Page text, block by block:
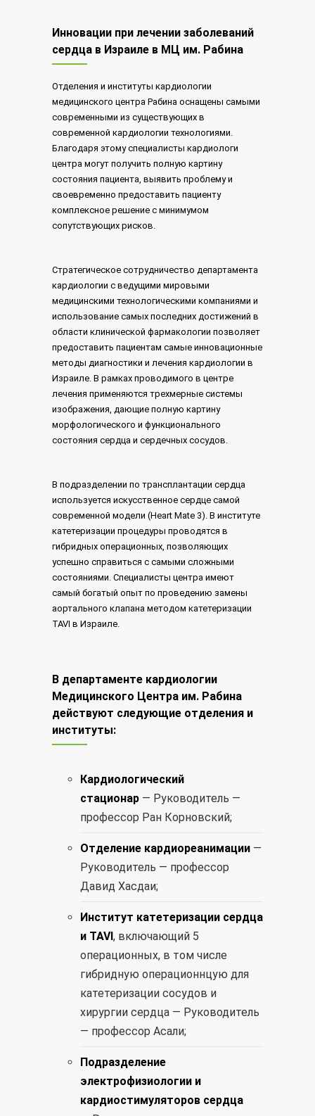
Инновации при лечении заболеваний
сердца в Израиле в МЦ им. Рабина
Отделения и институты кардиологии
медицинского центра Рабина оснащены самыми
современными из существующих в
современной кардиологии технологиями.
Благодаря этому специалисты кардиологи
центра могут получить полную картину
состояния пациента, выявить проблему и
своевременно предоставить пациенту
комплексное решение с минимумом
сопутствующих рисков.
Стратегическое сотрудничество департамента
кардиологии с ведущими мировыми
медицинскими технологическими компаниями и
использование самых последних достижений в
области клинической фармакологии позволяет
предоставить пациентам самые инновационные
методы диагностики и лечения кардиологии в
Израиле. В рамках проводимого в центре
лечения применяются трехмерные системы
изображения, дающие полную картину
морфологического и функционального
состояния сердца и сердечных сосудов.
В подразделении по трансплантации сердца
используется искусственное сердце самой
современной модели (Heart Mate 3). В институте
катетеризации процедуры проводятся в
гибридных операционных, позволяющих
успешно справиться с самыми сложными
состояниями. Специалисты центра имеют
самый богатый опыт по проведению замены
аортального клапана методом катетеризации
TAVI в Израиле.
В департаменте кардиологии
Медицинского Центра им. Рабина
действуют следующие отделения и
институты:
Кардиологический
стационар — Руководитель —
профессор Ран Корновский;
Отделение кардиореанимации —
Руководитель — профессор
Давид Хасдаи;
Институт катетеризации сердца
и TAVI, включающий 5
операционных, в том числе
гибридную операционнцую для
катетеризации сосудов и
хирургии сердца — Руководитель
— профессор Асали;
Подразделение
электрофизиологии и
кардиостимуляторов сердца